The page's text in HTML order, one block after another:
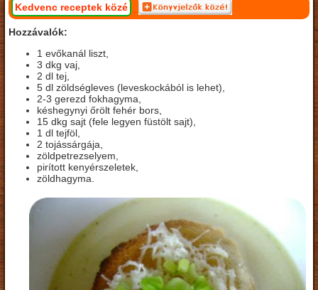
Kedvenc receptek közé
Hozzávalók:
1 evőkanál liszt,
3 dkg vaj,
2 dl tej,
5 dl zöldségleves (leveskockából is lehet),
2-3 gerezd fokhagyma,
késhegynyi őrölt fehér bors,
15 dkg sajt (fele legyen füstölt sajt),
1 dl tejföl,
2 tojássárgája,
zöldpetrezselyem,
pirított kenyérszeletek,
zöldhagyma.